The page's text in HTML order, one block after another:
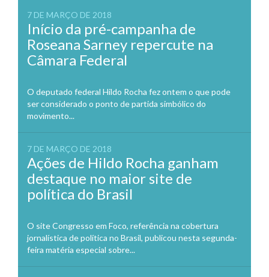
7 DE MARÇO DE 2018
Início da pré-campanha de
Roseana Sarney repercute na
Câmara Federal
O deputado federal Hildo Rocha fez ontem o que pode
ser considerado o ponto de partida simbólico do
movimento...
7 DE MARÇO DE 2018
Ações de Hildo Rocha ganham
destaque no maior site de
política do Brasil
O site Congresso em Foco, referência na cobertura
jornalística de política no Brasil, publicou nesta segunda-
feira matéria especial sobre...